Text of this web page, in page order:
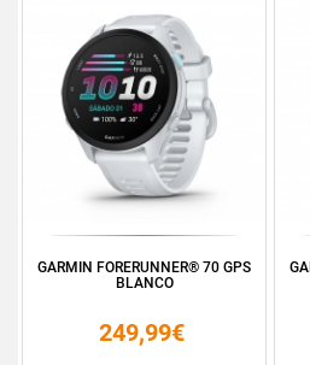
GARMIN FORERUNNER® 70 GPS
BLANCO
249,99€